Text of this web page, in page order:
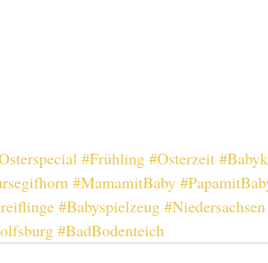
#Frühling #Osterzeit
#MamamitBaby
#Babyspielzeug #Niedersachsen
#BadBodenteich